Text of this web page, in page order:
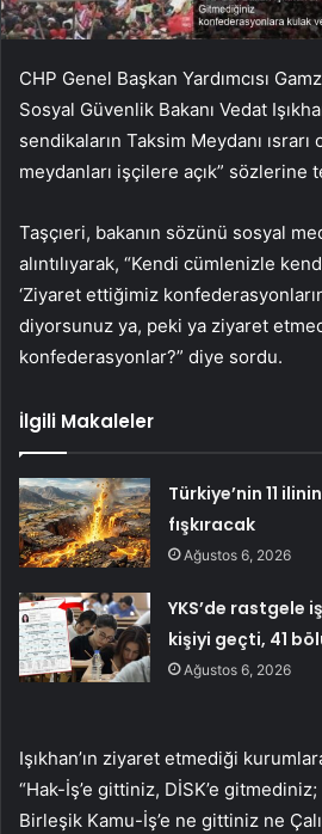
CHP Genel Başkan Yardımcısı
Sosyal Güvenlik Bakanı Vedat
sendikaların Taksim Meydanı ısrarı
meydanları işçilere açık” sözlerine
Taşçıeri, bakanın sözünü sosyal
alıntılıyarak, “Kendi cümlenizle
‘Ziyaret ettiğimiz
diyorsunuz ya, peki ya ziyaret
konfederasyonlar?” diye sordu.
İlgili Makaleler
Türkiye’nin 11
fışkıracak
Ağustos 6, 2026
YKS’de rastgele
kişiyi geçti, 41
Ağustos 6, 2026
Işıkhan’ın ziyaret etmediği
“Hak-İş’e gittiniz, DİSK’e
Birleşik Kamu-İş’e ne gittiniz ne